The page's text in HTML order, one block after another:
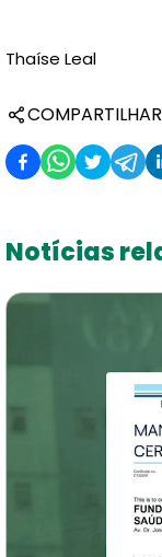
Thaíse Leal
COMPARTILHAR
Notícias